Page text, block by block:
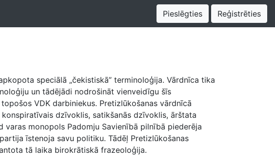
Pieslēgties Reģistrēties
speciālā „čekistiskā” terminoloģija. Vārdnīca tika
un tādējādi nodrošināt vienveidīgu šīs
VDK darbiniekus. Pretizlūkošanas vārdnīcā
dzīvoklis, satikšanās dzīvoklis, ārštata
monopols Padomju Savienībā pilnībā piederēja
īstenoja savu politiku. Tādēļ Pretizlūkošanas
tā laika birokrātiskā frazeoloģija.